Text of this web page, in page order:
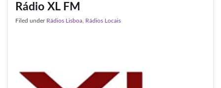
Rádio XL FM
Filed under Rádios Lisboa Rádios Locais